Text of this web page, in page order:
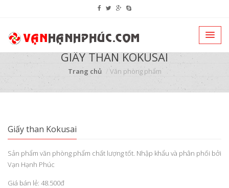
GIẤY THAN KOKUSAI
Trang chủ Văn phòng phẩm
Giấy than Kokusai
Sản phẩm văn phòng phẩm chất lượng tốt. Nhập khẩu và phân phối bởi
Vạn Hạnh Phúc
Giá bán lẻ: 48.500đ